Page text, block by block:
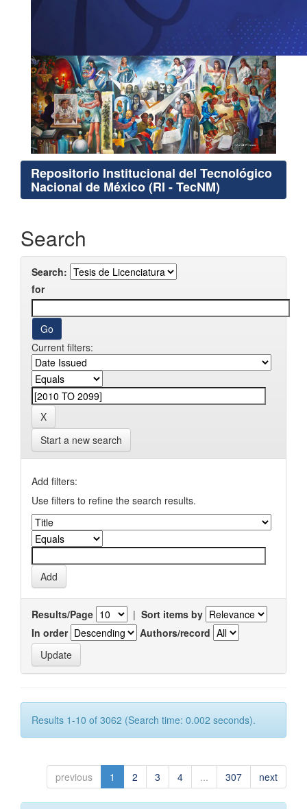
Repositorio Institucional del Tecnológico
Nacional de México (RI - TecNM)
Search
Search:
for
Current filters:
Start a new search
Add filters:
Use filters to refine the search results.
Results/Page | Sort items by
In order
Authors/record
Results 1-10 of 3062 (Search time: 0.002 seconds).
previous 1 2 3 4 ... 307 next